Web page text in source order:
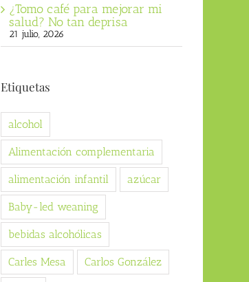
¿Tomo café para mejorar mi
salud? No tan deprisa
21 julio, 2026
Etiquetas
alcohol
Alimentación complementaria
alimentación infantil azúcar
Baby-led weaning
bebidas alcohólicas
Carles Mesa Carlos González